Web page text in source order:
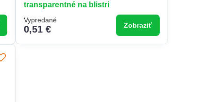
transparentné na blistri
Vypredané
0,51 € Zobraziť